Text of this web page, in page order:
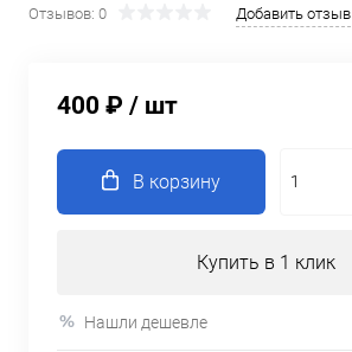
Отзывов: 0 Добавить отзыв
400 ₽ / шт
В корзину
Купить в 1 клик
Нашли дешевле